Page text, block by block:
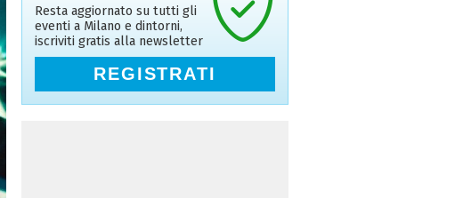
Resta aggiornato su tutti gli
eventi a Milano e dintorni,
iscriviti gratis alla newsletter
REGISTRATI